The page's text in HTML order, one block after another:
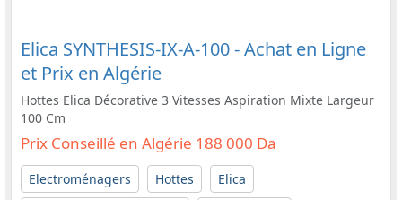
Elica SYNTHESIS-IX-A-100 - Achat en Ligne
et Prix en Algérie
Hottes Elica Décorative 3 Vitesses Aspiration Mixte Largeur
100 Cm
Prix Conseillé en Algérie 188 000 Da
Electroménagers Hottes
Elica